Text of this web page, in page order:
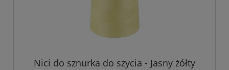
Nici do sznurka do szycia - Jasny żółty